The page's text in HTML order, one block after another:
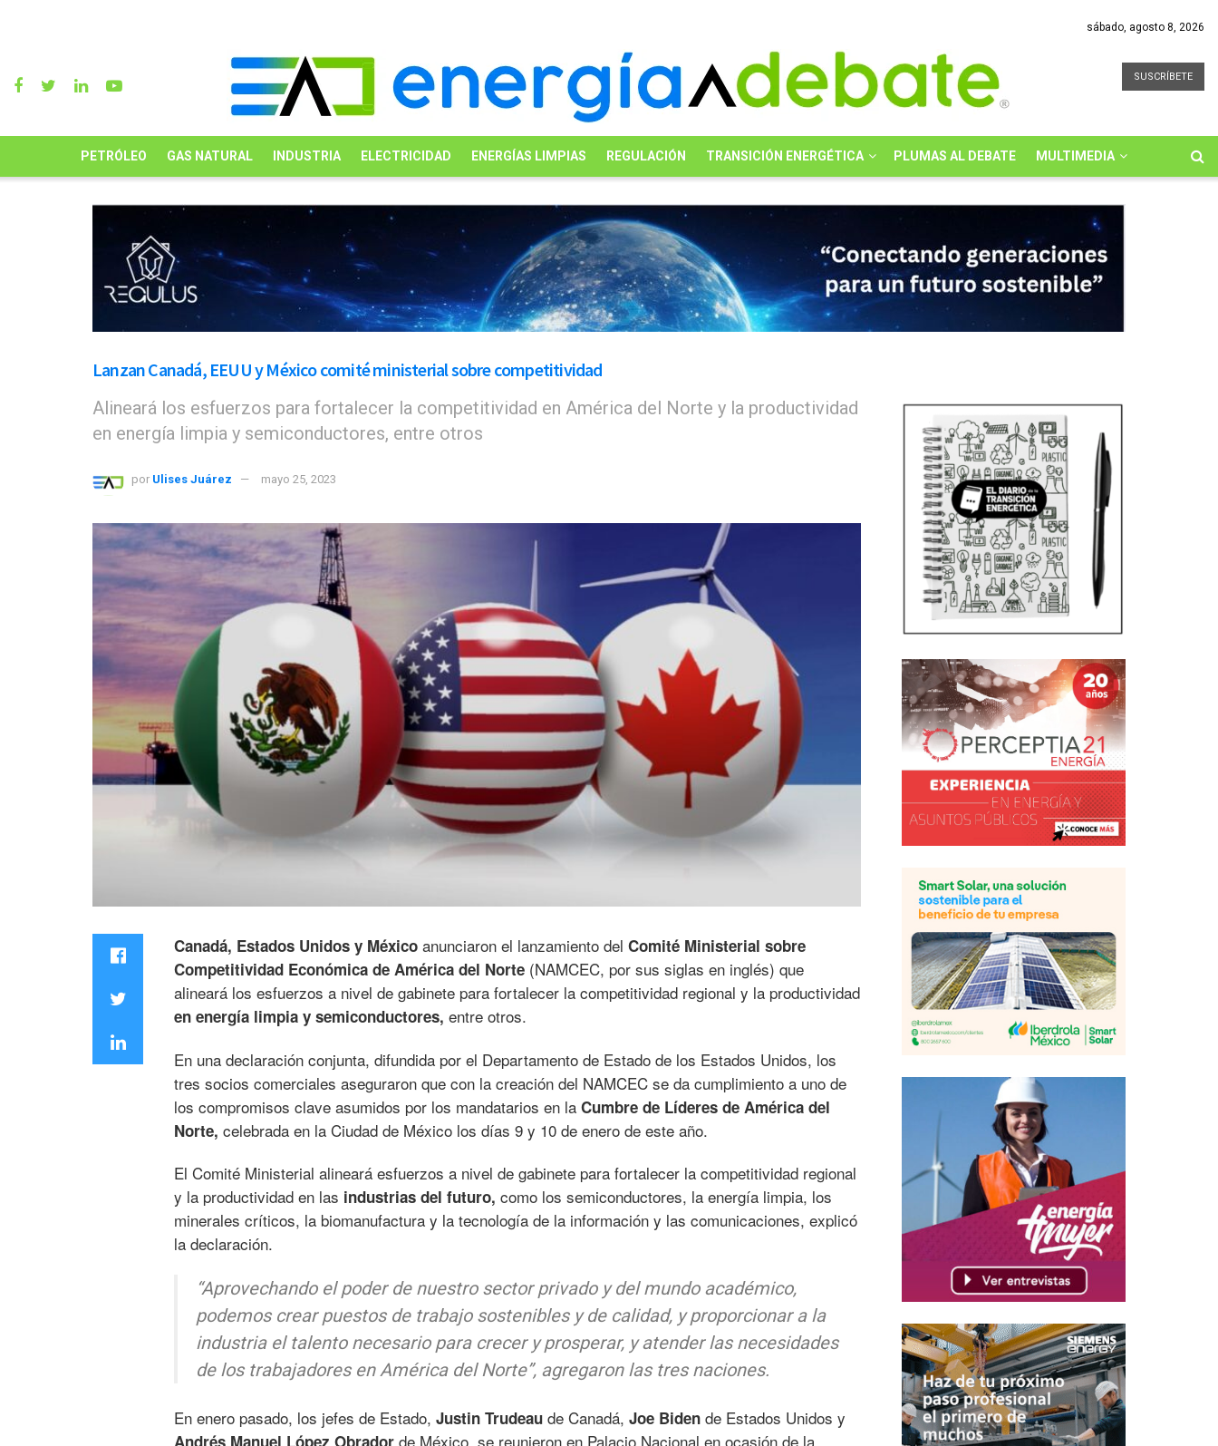
sábado, agosto 8, 2026
SUSCRÍBETE
PETRÓLEO GAS NATURAL INDUSTRIA ELECTRICIDAD ENERGÍAS LIMPIAS REGULACIÓN TRANSICIÓN ENERGÉTICA PLUMAS AL DEBATE MULTIMEDIA
Lanzan Canadá, EEUU y México comité ministerial sobre competitividad
Alineará los esfuerzos para fortalecer la competitividad en América del Norte y la productividad
en energía limpia y semiconductores, entre otros
por Ulises Juárez mayo 25, 2023
Canadá, Estados Unidos y México anunciaron el lanzamiento del Comité Ministerial sobre
Competitividad Económica de América del Norte (NAMCEC, por sus siglas en inglés) que
alineará los esfuerzos a nivel de gabinete para fortalecer la competitividad regional y la productividad
en energía limpia y semiconductores, entre otros.
En una declaración conjunta, difundida por el Departamento de Estado de los Estados Unidos, los
tres socios comerciales aseguraron que con la creación del NAMCEC se da cumplimiento a uno de
los compromisos clave asumidos por los mandatarios en la Cumbre de Líderes de América del
Norte, celebrada en la Ciudad de México los días 9 y 10 de enero de este año.
El Comité Ministerial alineará esfuerzos a nivel de gabinete para fortalecer la competitividad regional
y la productividad en las industrias del futuro, como los semiconductores, la energía limpia, los
minerales críticos, la biomanufactura y la tecnología de la información y las comunicaciones, explicó
la declaración.
“Aprovechando el poder de nuestro sector privado y del mundo académico,
podemos crear puestos de trabajo sostenibles y de calidad, y proporcionar a la
industria el talento necesario para crecer y prosperar, y atender las necesidades
de los trabajadores en América del Norte”, agregaron las tres naciones.
En enero pasado, los jefes de Estado, Justin Trudeau de Canadá, Joe Biden de Estados Unidos y
Andrés Manuel López Obrador de México, se reunieron en Palacio Nacional en ocasión de la